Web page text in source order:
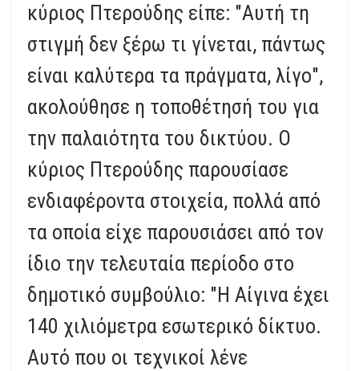
κύριος Πτερούδης είπε: "Αυτή τη
στιγμή δεν ξέρω τι γίνεται, πάντως
είναι καλύτερα τα πράγματα, λίγο",
ακολούθησε η τοποθέτησή του για
την παλαιότητα του δικτύου. Ο
κύριος Πτερούδης παρουσίασε
ενδιαφέροντα στοιχεία, πολλά από
τα οποία είχε παρουσιάσει από τον
ίδιο την τελευταία περίοδο στο
δημοτικό συμβούλιο: "Η Αίγινα έχει
140 χιλιόμετρα εσωτερικό δίκτυο.
Αυτό που οι τεχνικοί λένε